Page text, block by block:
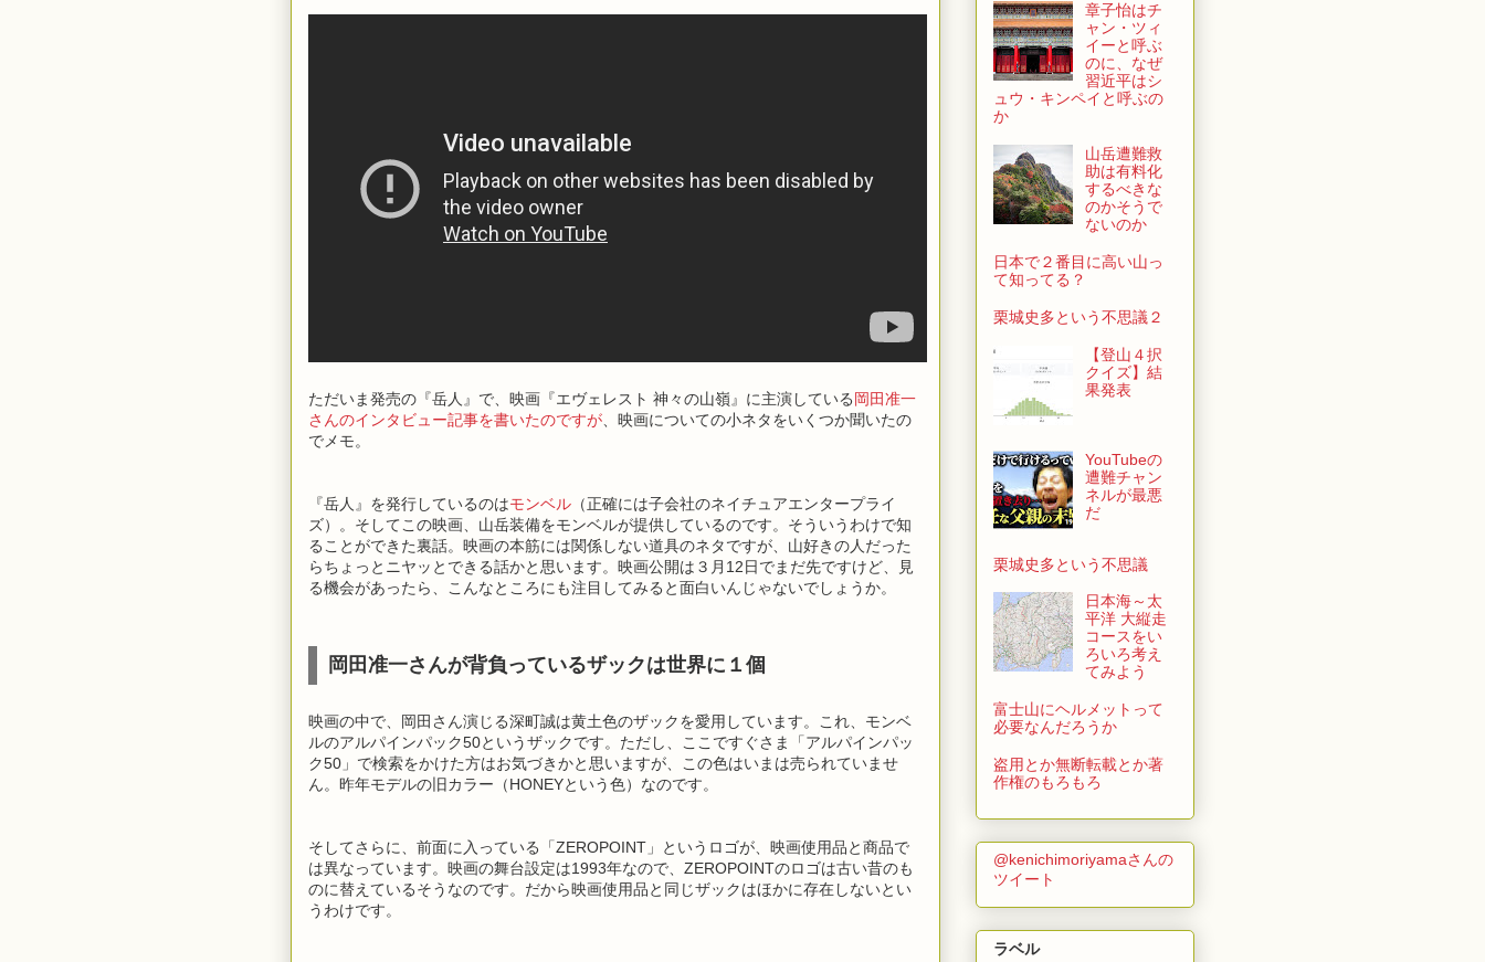
ただいま発売の『岳人』で、映画『エヴェレスト 神々の山嶺』に主演している 岡田准一
さんのインタビュー記事を書いたのですが 、映画についての小ネタをいくつか聞いたの
でメモ。
『岳人』を発行しているのはモンベル （正確には子会社のネイチュアエンタープライ
ズ）。そしてこの映画、山岳装備をモンベルが提供しているのです。そういうわけで知
ることができた裏話。映画の本筋には関係しない道具のネタですが、山好きの人だった
らちょっとニヤッとできる話かと思います。映画公開は３月12日でまだ先ですけど、見
る機会があったら、こんなところにも注目してみると面白いんじゃないでしょうか。
岡田准一さんが背負っているザックは世界に１個
映画の中で、岡田さん演じる深町誠は黄土色のザックを愛用しています。これ、モンベ
ルのアルパインパック50というザックです。ただし、ここですぐさま「アルパインパッ
ク50」で検索をかけた方はお気づきかと思いますが、この色はいまは売られていませ
ん。昨年モデルの旧カラー（HONEYという色）なのです。
そしてさらに、前面に入っている「ZEROPOINT」というロゴが、映画使用品と商品で
は異なっています。映画の舞台設定は1993年なので、ZEROPOINTのロゴは古い昔のも
のに替えているそうなのです。だから映画使用品と同じザックはほかに存在しないとい
うわけです。
章子怡はチ
ャン・ツィ
イーと呼ぶ
のに、なぜ
習近平はシ
ュウ・キンペイと呼ぶの
か
山岳遭難救
助は有料化
するべきな
のかそうで
ないのか
日本で２番目に高い山っ
て知ってる？
栗城史多という不思議２
【登山４択
クイズ】結
果発表
YouTubeの
遭難チャン
ネルが最悪
だ
栗城史多という不思議
日本海～太
平洋 大縦走
コースをい
ろいろ考え
てみよう
富士山にヘルメットって
必要なんだろうか
盗用とか無断転載とか著
作権のもろもろ
@kenichimoriyamaさんの
ツイート
ラベル